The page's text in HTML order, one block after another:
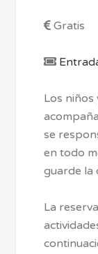
Gratis
Los
se
en todo
guarde la
La